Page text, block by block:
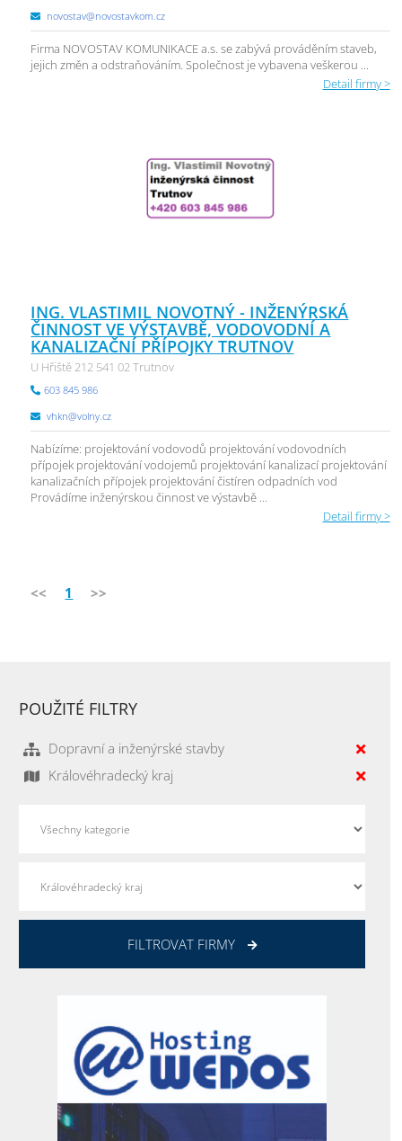
novostav@novostavkom.cz
Firma NOVOSTAV KOMUNIKACE a.s. se zabývá prováděním staveb,
jejich změn a odstraňováním. Společnost je vybavena veškerou ...
Detail firmy >
ING. VLASTIMIL NOVOTNÝ - INŽENÝRSKÁ
ČINNOST VE VÝSTAVBĚ, VODOVODNÍ A
KANALIZAČNÍ PŘÍPOJKY TRUTNOV
U Hřiště 212 541 02 Trutnov
603 845 986
vhkn@volny.cz
Nabízíme: projektování vodovodů projektování vodovodních
přípojek projektování vodojemů projektování kanalizací projektování
kanalizačních přípojek projektování čistíren odpadních vod
Provádíme inženýrskou činnost ve výstavbě ...
Detail firmy >
<< 1 >>
POUŽITÉ FILTRY
Dopravní a inženýrské stavby
Královéhradecký kraj
FILTROVAT FIRMY